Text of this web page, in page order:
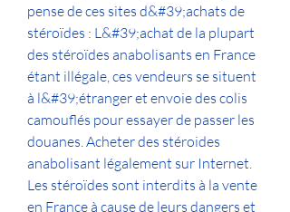
pense de ces sites d&#39;achats de
stéroïdes : L&#39;achat de la plupart
des stéroïdes anabolisants en France
étant illégale, ces vendeurs se situent
à l&#39;étranger et envoie des colis
camouflés pour essayer de passer les
douanes. Acheter des stéroides
anabolisant légalement sur Internet.
Les stéroïdes sont interdits à la vente
en France à cause de leurs dangers et